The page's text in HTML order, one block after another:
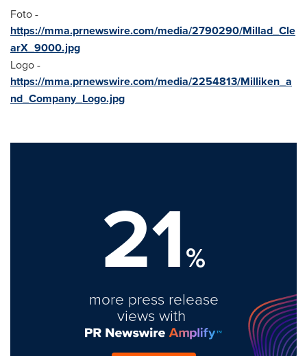
Foto -
https://mma.prnewswire.com/media/2790290/Millad_Cle
arX_9000.jpg
Logo -
https://mma.prnewswire.com/media/2254813/Milliken_a
nd_Company_Logo.jpg
21%
more press release
views with